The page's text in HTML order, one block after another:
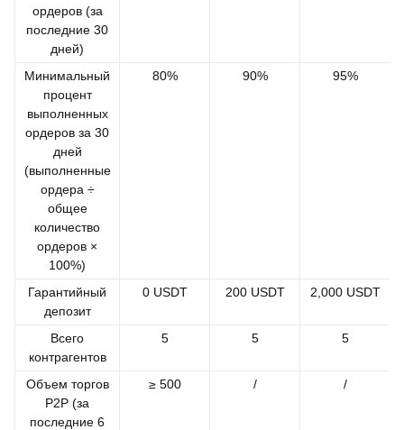
ордеров (за
последние 30
дней)
Минимальный
процент
выполненных
ордеров за 30
дней
(выполненные
ордера ÷
общее
количество
ордеров ×
100%)
80% 90% 95%
Гарантийный
депозит
0 USDT 200 USDT 2,000 USDT
Всего
контрагентов
5 5 5
Объем торгов
P2P (за
последние 6
≥ 500 / /